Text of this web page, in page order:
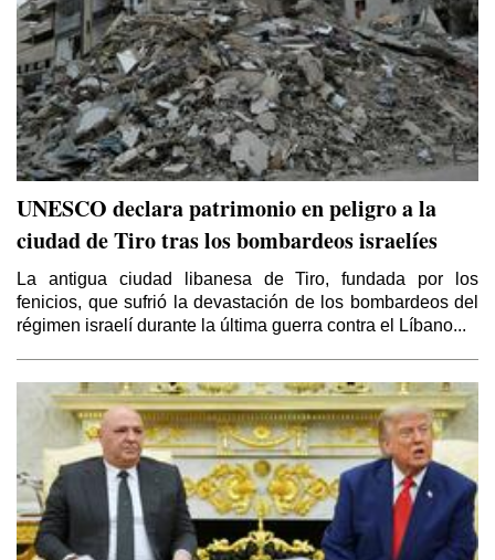
UNESCO declara patrimonio en peligro a la
ciudad de Tiro tras los bombardeos israelíes
La antigua ciudad libanesa de Tiro, fundada por los
fenicios, que sufrió la devastación de los bombardeos del
régimen israelí durante la última guerra contra el Líbano...